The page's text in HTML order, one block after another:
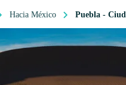
Hacia México Puebla -